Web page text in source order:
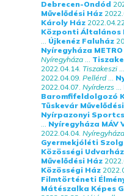
Debrecen-Ondód
Művelődési Ház
Károly Ház
Központi Általános
... Újkenéz Faluház
Nyíregyháza
Nyíregyháza ...
2022.04.14. Tiszakeszi ...
2022.04.09. Pellérd...
2022.04.07. Nyírderzs ...
Baromfifeldolgozó
Tüskevár
Nyírpazonyi
... Nyíregyháza
2022.04.04. Nyíregyháza
Gyermekjóléti Szolg
Közösségi Udvarház
Művelődési Ház
Közösségi Ház
Filmtörténeti
Mátészalka Képes